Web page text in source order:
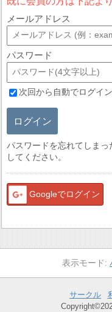
メールアドレス
パスワード
次回から自動でログイ
ログイン
パスワードを忘れてしま
してください。
Googleでログイン
サークル